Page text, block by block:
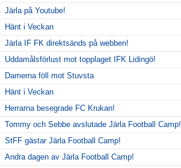
Järla på Youtube!
Hänt i Veckan
Järla IF FK direktsänds på webben!
Uddamålsförlust mot topplaget IFK Lidingö!
Damerna föll mot Stuvsta
Hänt i Veckan
Herrarna besegrade FC Krukan!
Tommy och Sebbe avslutade Järla Football Camp!
StFF gästar Järla Football Camp!
Andra dagen av Järla Football Camp!